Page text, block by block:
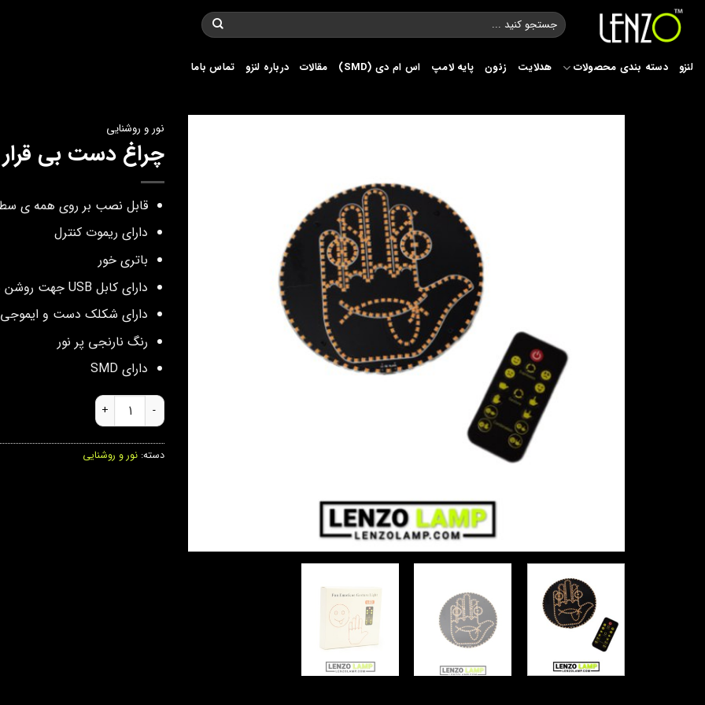
Skip
content
جستجو
برای:
لنزو دسته بندی محصولات هدلایت زنون پایه لامپ اس ام دی (SMD) مقالات درباره لنزو تماس باما
نور و روشنایی
چراغ دست بی قرار
قابل نصب بر روی همه ی
دارای ریموت کنترل
باتری خور
دارای کابل USB جهت روشن شدن
دارای شکلک دست و ایموجی
رنگ نارنجی پر نور
دارای SMD
چراغ دست بی قرار و ایموجی دار
دسته: نور و روشنایی